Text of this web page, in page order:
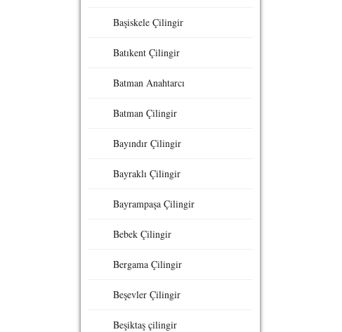
Başiskele Çilingir
Batıkent Çilingir
Batman Anahtarcı
Batman Çilingir
Bayındır Çilingir
Bayraklı Çilingir
Bayrampaşa Çilingir
Bebek Çilingir
Bergama Çilingir
Beşevler Çilingir
Beşiktaş çilingir